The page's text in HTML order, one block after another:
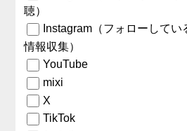
聴）
Instagram（フォローして
情報収集）
YouTube
mixi
X
TikTok